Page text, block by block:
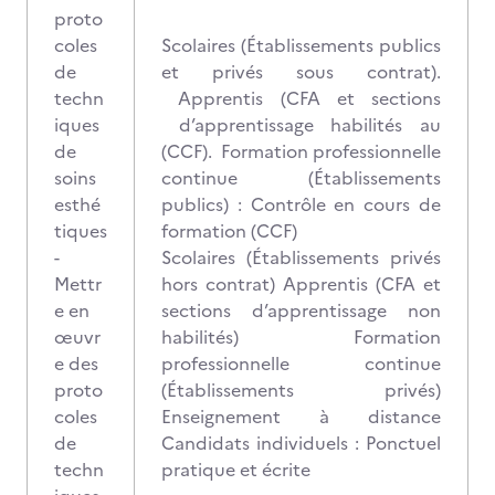
proto
coles
de
techn
iques
de
soins
esthé
tiques
-
Mettr
e en
œuvr
e des
proto
coles
de
techn
Scolaires (Établissements publics
et privés sous contrat).
Apprentis (CFA et sections
d’apprentissage habilités au
(CCF). Formation professionnelle
continue (Établissements
publics) : Contrôle en cours de
formation (CCF)
Scolaires (Établissements privés
hors contrat) Apprentis (CFA et
sections d’apprentissage non
habilités) Formation
professionnelle continue
(Établissements privés)
Enseignement à distance
Candidats individuels : Ponctuel
pratique et écrite